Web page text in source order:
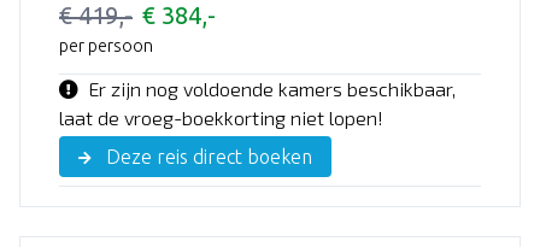
€ 419,- € 384,-
per persoon
Er zijn nog voldoende kamers beschikbaar,
laat de vroeg-boekkorting niet lopen!
Deze reis direct boeken